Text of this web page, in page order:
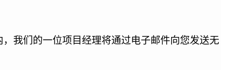
我们的一位项目经理将通过电子邮件向您发送无